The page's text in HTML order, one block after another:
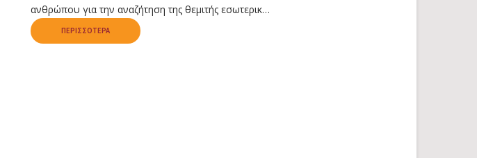
ανθρώπου για την αναζήτηση της θεμιτής εσωτερικ…
ΠΕΡΙΣΣΌΤΕΡΑ